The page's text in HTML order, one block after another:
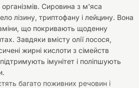
організмів. Сировина з м'яса
лізину, триптофану і лейцину. Вона
що покривають щоденну
Завдяки вмісту олії лосося,
жирні кислоти з сімейств
імунітет і поліпшують
багато поживних речовин і